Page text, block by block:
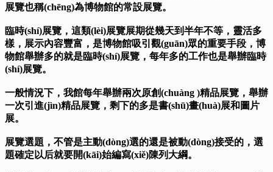
展覽也稱(chēng)為博物館的常設展覽。
臨時(shí)展覽，這類(lèi)展覽展期從幾天到半年不等，靈活多
樣，展示內容豐富，是博物館吸引觀(guān)眾的重要手段，博
物館舉辦多的就是臨時(shí)展覽，每年多的工作也是舉辦臨時
(shí)展覽。
一般情況下，我館每年舉辦兩次原創(chuàng )精品展覽，舉辦
一次引進(jìn)精品展覽，剩下的多是書(shū)畫(huà)展和圖片
展。
展覽選題，不管是主動(dòng)選的還是被動(dòng)接受的，選
題確定以后就要開(kāi)始編寫(xiě)陳列大綱。